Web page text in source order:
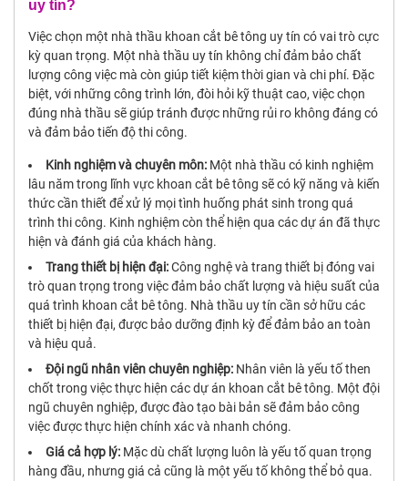
uy tín?
Việc chọn một nhà thầu khoan cắt bê tông uy tín có vai trò cực
kỳ quan trọng. Một nhà thầu uy tín không chỉ đảm bảo chất
lượng công việc mà còn giúp tiết kiệm thời gian và chi phí. Đặc
biệt, với những công trình lớn, đòi hỏi kỹ thuật cao, việc chọn
đúng nhà thầu sẽ giúp tránh được những rủi ro không đáng có
và đảm bảo tiến độ thi công.
Kinh nghiệm và chuyên môn: Một nhà thầu có kinh nghiệm
lâu năm trong lĩnh vực khoan cắt bê tông sẽ có kỹ năng và kiến
thức cần thiết để xử lý mọi tình huống phát sinh trong quá
trình thi công. Kinh nghiệm còn thể hiện qua các dự án đã thực
hiện và đánh giá của khách hàng.
Trang thiết bị hiện đại:Công nghệ và trang thiết bị đóng vai
trò quan trọng trong việc đảm bảo chất lượng và hiệu suất của
quá trình khoan cắt bê tông. Nhà thầu uy tín cần sở hữu các
thiết bị hiện đại, được bảo dưỡng định kỳ để đảm bảo an toàn
và hiệu quả.
Đội ngũ nhân viên chuyên nghiệp: Nhân viên là yếu tố then
chốt trong việc thực hiện các dự án khoan cắt bê tông. Một đội
ngũ chuyên nghiệp, được đào tạo bài bản sẽ đảm bảo công
việc được thực hiện chính xác và nhanh chóng.
Giá cả hợp lý: Mặc dù chất lượng luôn là yếu tố quan trọng
hàng đầu, nhưng giá cả cũng là một yếu tố không thể bỏ qua.